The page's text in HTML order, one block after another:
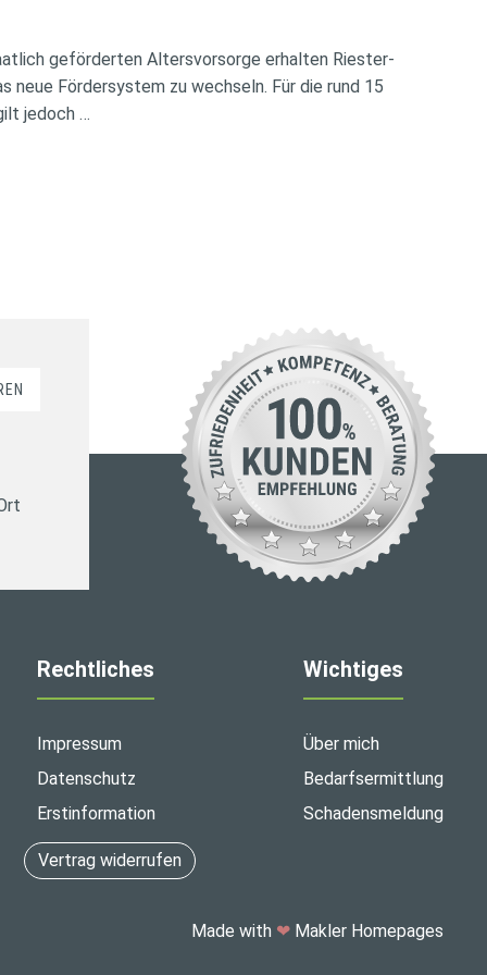
geförderten Altersvorsorge erhalten Riester-
neue Fördersystem zu wechseln. Für die rund 15
jedoch …
Rechtliches
Impressum
Datenschutz
Erstinformation
Vertrag widerrufen
Wichtiges
Über mich
Bedarfsermittlung
Schadensmeldung
Made with ❤Makler Homepages